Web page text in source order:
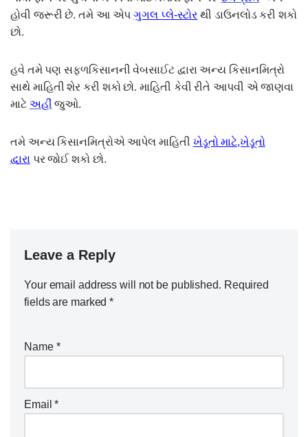
હોવી જરૂરી છે. તમે આ એપગુગલ પ્લે-સ્ટોર થી ડાઉનલોડ કરી શકો
છો.
હવે તમે પણ સફળકિસાનની વેબસાઈટ દ્વારા અન્ય કિસાનમિત્રો
સાથે માહિતી શેર કરી શકો છો. માહિતી કેવી રીતે આપવી એ જાણવા
માટે અહીં જુઓ.
તમે અન્ય કિસાનમિત્રોએ આપેલ માહિતી ખેડૂતો માટે,ખેડૂતો
દ્વારાપર જોઈ શકો છો.
Leave a Reply
Your email address will not be published. Required
fields are marked*
Name *
Email*